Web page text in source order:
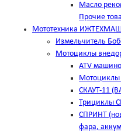
Масло
Прочие
Мототехника ИЖТЕХМАШ
Измельчитель
Мотоциклы
ATV
Мотоциклы
СКАУТ-11
Трициклы
СПРИНТ
фара,